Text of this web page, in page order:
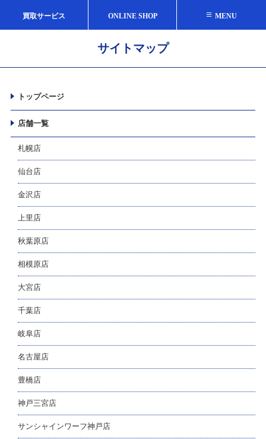
買取サービス ONLINE SHOP ≡ MENU
サイトマップ
トップページ
店舗一覧
札幌店
仙台店
金沢店
上里店
秋葉原店
相模原店
大宮店
千葉店
岐阜店
名古屋店
豊橋店
神戸三宮店
サンシャインワーフ神戸店